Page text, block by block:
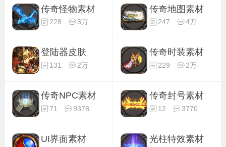
传奇怪物素材
228 3万
传奇地图素材
247 4万
登陆器皮肤
131 2万
传奇时装素材
229 2万
传奇NPC素材
71 9378
传奇封号素材
12 3770
UI界面素材 光柱特效素材